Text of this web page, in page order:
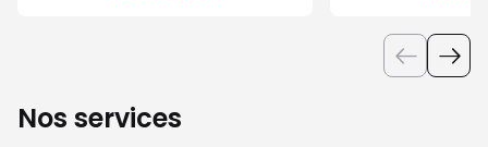
Nos services